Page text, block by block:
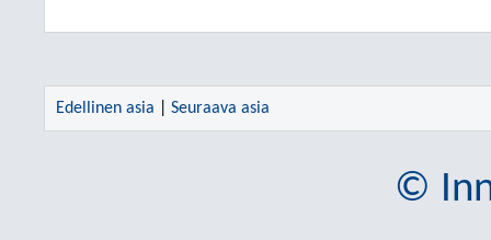
Edellinen asia Seuraava asia
©